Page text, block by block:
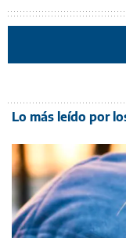
Lo más leído por